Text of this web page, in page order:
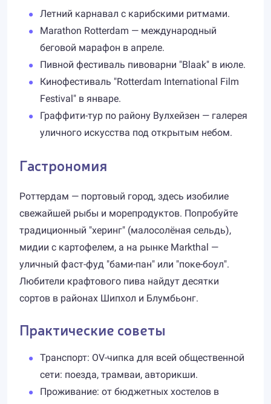
Летний карнавал с карибскими ритмами.
Marathon Rotterdam — международный
беговой марафон в апреле.
Пивной фестиваль пивоварни "Blaak" в июле.
Кинофестиваль "Rotterdam International Film
Festival" в январе.
Граффити-тур по району Вулхейзен — галерея
уличного искусства под открытым небом.
Гастрономия
Роттердам — портовый город, здесь изобилие
свежайшей рыбы и морепродуктов. Попробуйте
традиционный "херинг" (мало­солёная сельдь),
мидии с картофелем, а на рынке Markthal —
уличный фаст-фуд "бами-пан" или "поке-боул".
Любители крафтового пива найдут десятки
сортов в районах Шипхол и Блумбьонг.
Практические советы
Транспорт: OV-чипка для всей общественной
сети: поезда, трамваи, авторикши.
Проживание: от бюджетных хостелов в